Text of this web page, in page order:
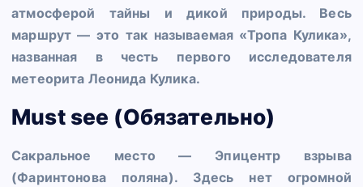
атмосферой тайны и дикой природы. Весь
маршрут — это так называемая «Тропа Кулика»,
названная в честь первого исследователя
метеорита Леонида Кулика.
Must see (Обязательно)
Сакральное место — Эпицентр взрыва
(Фаринтонова поляна). Здесь нет огромной